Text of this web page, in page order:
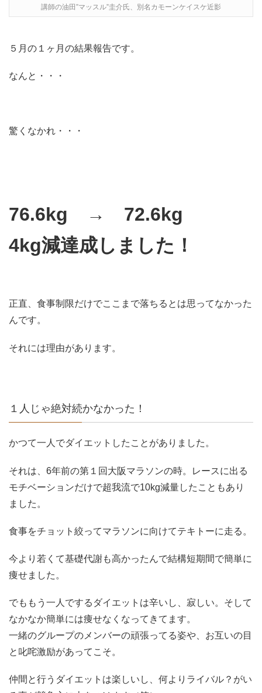
講師の油田”マッスル”圭介氏、別名カモーンケイスケ近影
５月の１ヶ月の結果報告です。
なんと・・・
驚くなかれ・・・
76.6kg → 72.6kg
4kg減達成しました！
正直、食事制限だけでここまで落ちるとは思ってなかった
んです。
それには理由があります。
１人じゃ絶対続かなかった！
かつて一人でダイエットしたことがありました。
それは、6年前の第１回大阪マラソンの時。レースに出る
モチベーションだけで超我流で10kg減量したこともあり
ました。
食事をチョット絞ってマラソンに向けてテキトーに走る。
今より若くて基礎代謝も高かったんで結構短期間で簡単に
痩せました。
でももう一人でするダイエットは辛いし、寂しい。そして
なかなか簡単には痩せなくなってきてます。
一緒のグループのメンバーの頑張ってる姿や、お互いの目
と叱咤激励があってこそ。
仲間と行うダイエットは楽しいし、何よりライバル？がい